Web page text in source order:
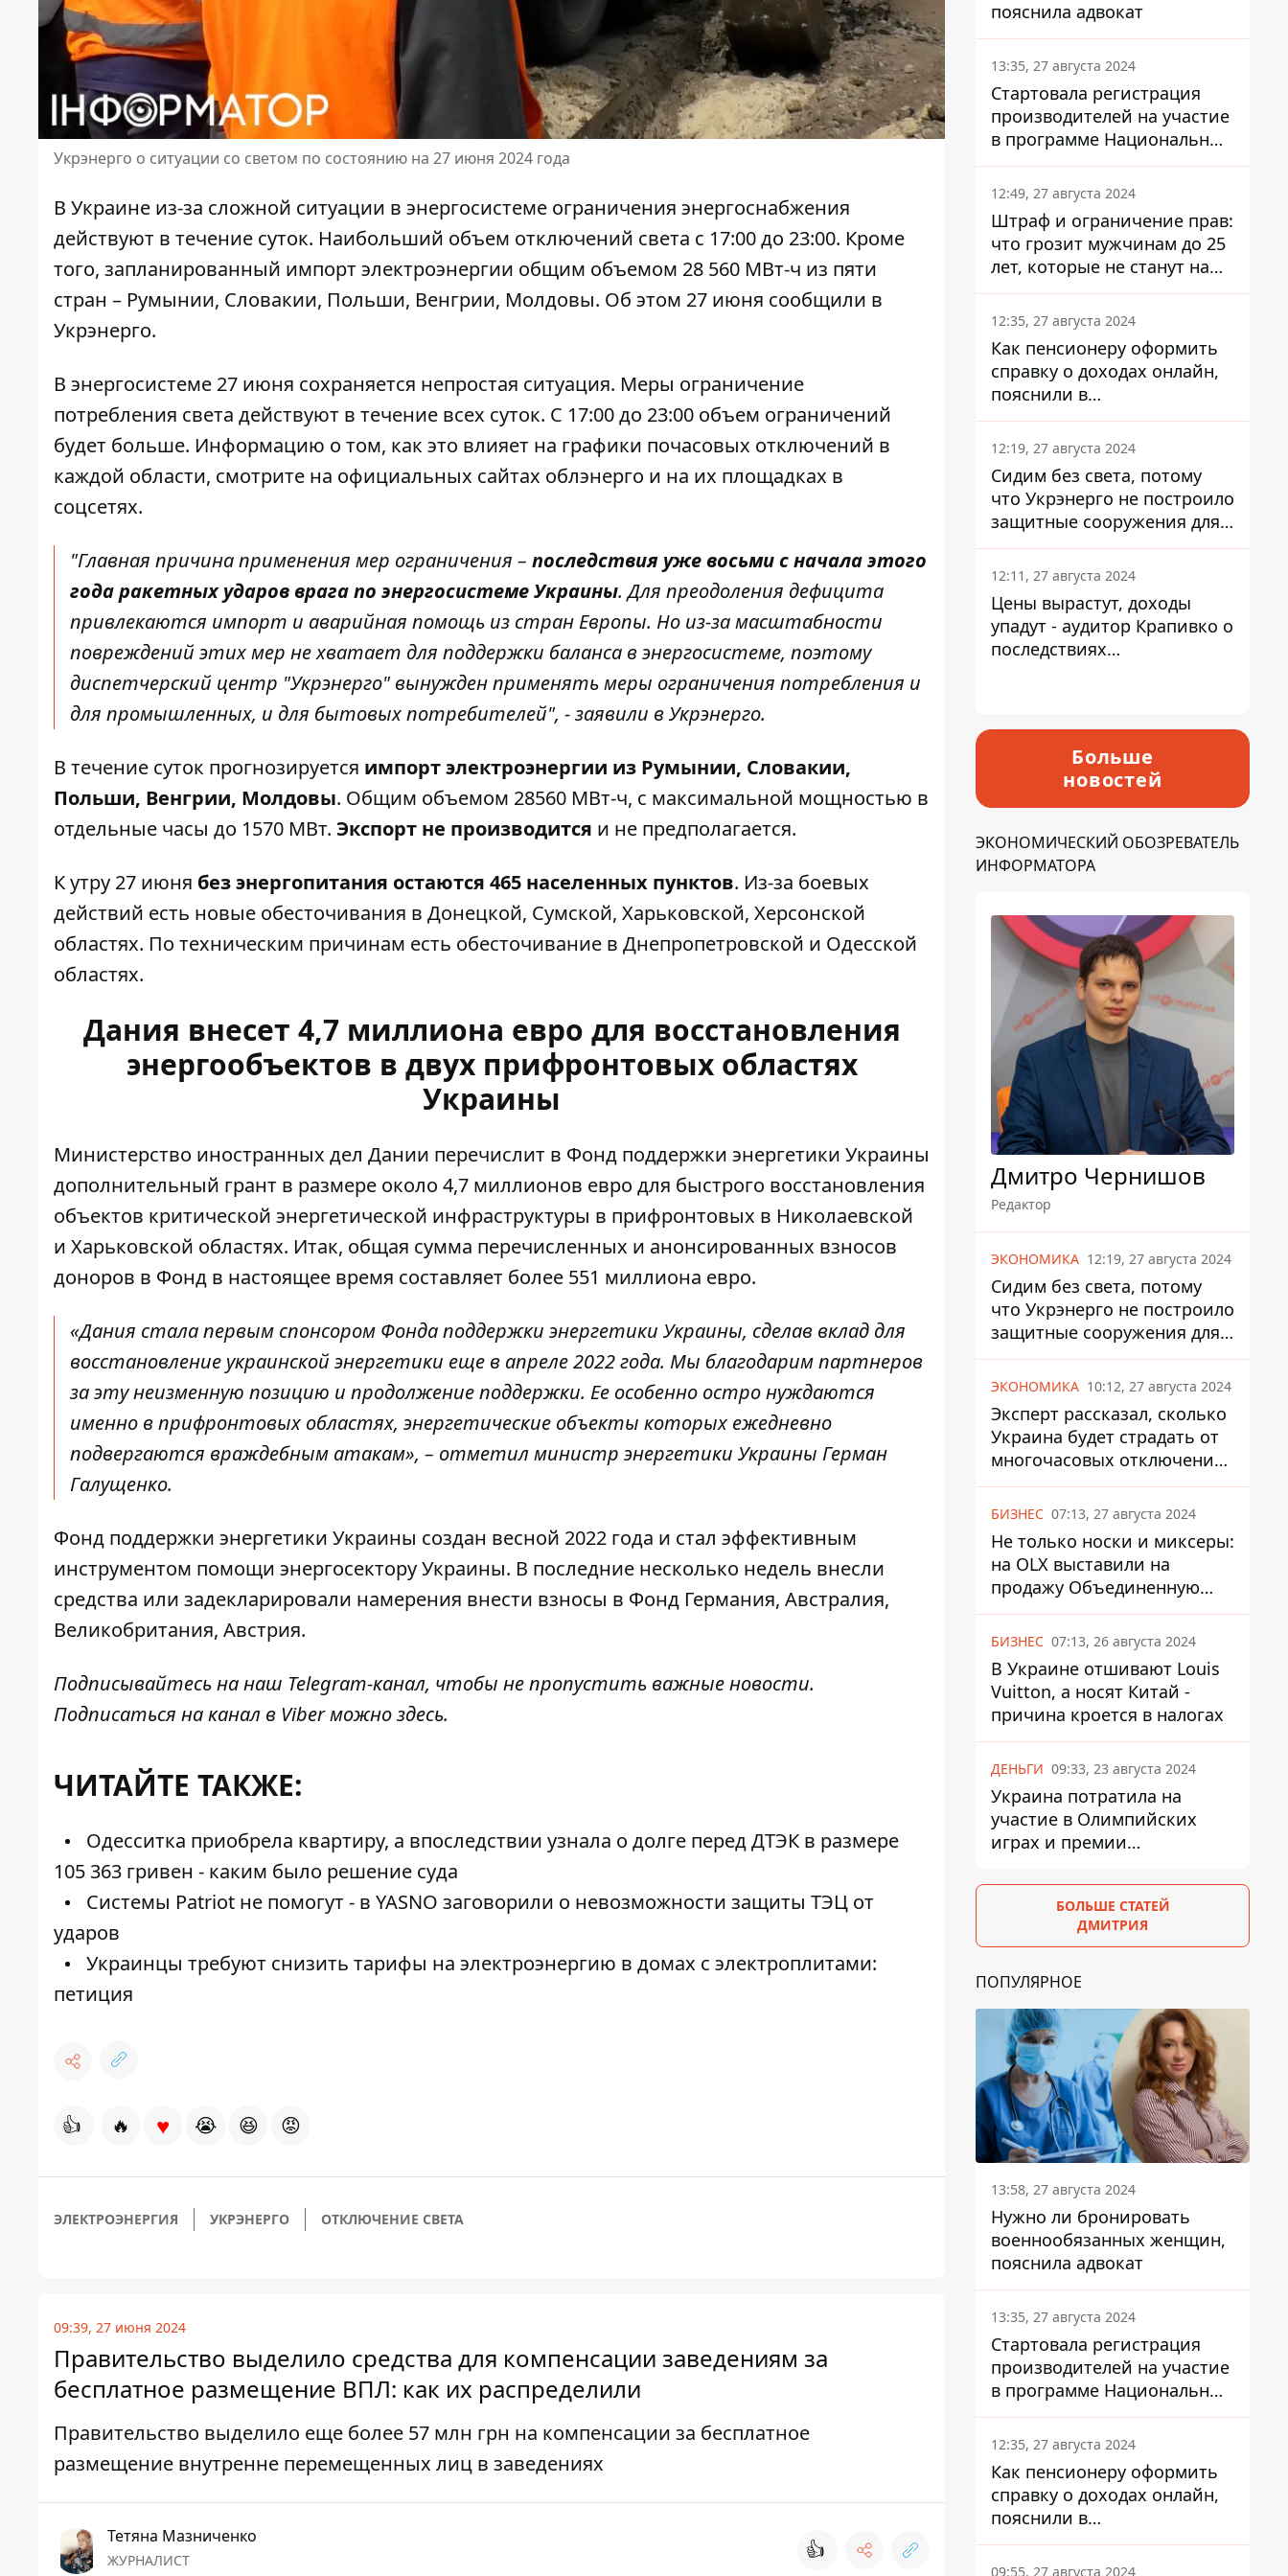
Укрэнерго о ситуации со светом по состоянию на 27 июня 2024 года
В Украине из-за сложной ситуации в энергосистеме ограничения энергоснабжения
действуют в течение суток. Наибольший объем отключений света с 17:00 до 23:00. Кроме
того, запланированный импорт электроэнергии общим объемом 28 560 МВт-ч из пяти
стран – Румынии, Словакии, Польши, Венгрии, Молдовы. Об этом 27 июня сообщили в
Укрэнерго.
В энергосистеме 27 июня сохраняется непростая ситуация. Меры ограничение
потребления света действуют в течение всех суток. С 17:00 до 23:00 объем ограничений
будет больше. Информацию о том, как это влияет на графики почасовых отключений в
каждой области, смотрите на официальных сайтах облэнерго и на их площадках в
соцсетях.
"Главная причина применения мер ограничения – последствия уже восьми с начала этого
года ракетных ударов врага по энергосистеме Украины. Для преодоления дефицита
привлекаются импорт и аварийная помощь из стран Европы. Но из-за масштабности
повреждений этих мер не хватает для поддержки баланса в энергосистеме, поэтому
диспетчерский центр "Укрэнерго" вынужден применять меры ограничения потребления и
для промышленных, и для бытовых потребителей", - заявили в Укрэнерго.
В течение суток прогнозируется импорт электроэнергии из Румынии, Словакии,
Польши, Венгрии, Молдовы. Общим объемом 28560 МВт-ч, с максимальной мощностью в
отдельные часы до 1570 МВт. Экспорт не производится и не предполагается.
К утру 27 июня без энергопитания остаются 465 населенных пунктов. Из-за боевых
действий есть новые обесточивания в Донецкой, Сумской, Харьковской, Херсонской
областях. По техническим причинам есть обесточивание в Днепропетровской и Одесской
областях.
Дания внесет 4,7 миллиона евро для восстановления
энергообъектов в двух прифронтовых областях
Украины
Министерство иностранных дел Дании перечислит в Фонд поддержки энергетики Украины
дополнительный грант в размере около 4,7 миллионов евро для быстрого восстановления
объектов критической энергетической инфраструктуры в прифронтовых в Николаевской
и Харьковской областях. Итак, общая сумма перечисленных и анонсированных взносов
доноров в Фонд в настоящее время составляет более 551 миллиона евро.
«Дания стала первым спонсором Фонда поддержки энергетики Украины, сделав вклад для
восстановление украинской энергетики еще в апреле 2022 года. Мы благодарим партнеров
за эту неизменную позицию и продолжение поддержки. Ее особенно остро нуждаются
именно в прифронтовых областях, энергетические объекты которых ежедневно
подвергаются враждебным атакам», – отметил министр энергетики Украины Герман
Галущенко.
Фонд поддержки энергетики Украины создан весной 2022 года и стал эффективным
инструментом помощи энергосектору Украины. В последние несколько недель внесли
средства или задекларировали намерения внести взносы в Фонд Германия, Австралия,
Великобритания, Австрия.
Подписывайтесь на наш Telegram-канал, чтобы не пропустить важные новости.
Подписаться на канал в Viber можноздесь.
ЧИТАЙТЕ ТАКЖЕ:
Одесситка приобрела квартиру, а впоследствии узнала о долге перед ДТЭК в размере
105 363 гривен - каким было решение суда
Системы Patriot не помогут - в YASNO заговорили о невозможности защиты ТЭЦ от
ударов
Украинцы требуют снизить тарифы на электроэнергию в домах с электроплитами:
петиция
👍 🔥 ♥ 😭 😆 😡
ЭЛЕКТРОЭНЕРГИЯ УКРЭНЕРГО ОТКЛЮЧЕНИЕ СВЕТА
09:39, 27 июня 2024
Правительство выделило средства для компенсации заведениям за
бесплатное размещение ВПЛ: как их распределили
Правительство выделило еще более 57 млн ​​грн на компенсации за бесплатное
размещение внутренне перемещенных лиц в заведениях
Тетяна Мазниченко
ЖУРНАЛИСТ 👍
пояснила адвокат
13:35, 27 августа 2024
Стартовала регистрация
производителей на участие
в программе Национальный
кэшбек: как это сделать
через портал Дія
12:49, 27 августа 2024
Штраф и ограничение прав:
что грозит мужчинам до 25
лет, которые не станут на
военный учет
12:35, 27 августа 2024
Как пенсионеру оформить
справку о доходах онлайн,
пояснили в
Минсоцполитики
12:19, 27 августа 2024
Сидим без света, потому
что Укрэнерго не построило
защитные сооружения для
энергетики - нардеп
Кучеренко
12:11, 27 августа 2024
Цены вырастут, доходы
упадут - аудитор Крапивко о
последствиях
Больше
новостей
ЭКОНОМИЧЕСКИЙ ОБОЗРЕВАТЕЛЬ
ИНФОРМАТОРА
Дмитро Чернишов
Редактор
ЭКОНОМИКА 12:19, 27 августа 2024
Сидим без света, потому
что Укрэнерго не построило
защитные сооружения для
энергетики - нардеп
Кучеренко
ЭКОНОМИКА 10:12, 27 августа 2024
Эксперт рассказал, сколько
Украина будет страдать от
многочасовых отключений
света
БИЗНЕС 07:13, 27 августа 2024
Не только носки и миксеры:
на OLX выставили на
продажу Объединенную
Горно-Химическую
Компанию за многие
миллиарды
БИЗНЕС 07:13, 26 августа 2024
В Украине отшивают Louis
Vuitton, а носят Китай -
причина кроется в налогах
ДЕНЬГИ 09:33, 23 августа 2024
Украина потратила на
участие в Олимпийских
играх и премии
БОЛЬШЕ СТАТЕЙ
ДМИТРИЯ
ПОПУЛЯРНОЕ
13:58, 27 августа 2024
Нужно ли бронировать
военнообязанных женщин,
пояснила адвокат
13:35, 27 августа 2024
Стартовала регистрация
производителей на участие
в программе Национальный
кэшбек: как это сделать
через портал Дія
12:35, 27 августа 2024
Как пенсионеру оформить
справку о доходах онлайн,
пояснили в
Минсоцполитики
09:55, 27 августа 2024